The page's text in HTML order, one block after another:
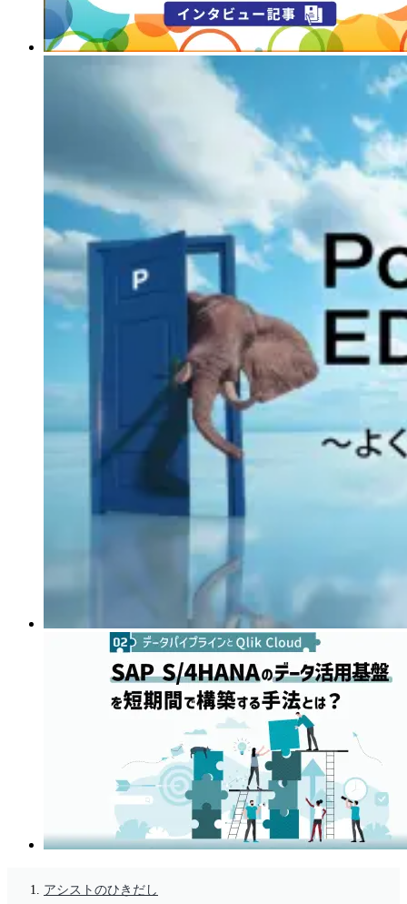
アシストのひきだし